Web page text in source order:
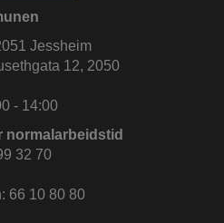
Jessheim
12, 2050
- 14:00
normalarbeidstid
32 70
66 10 80 80